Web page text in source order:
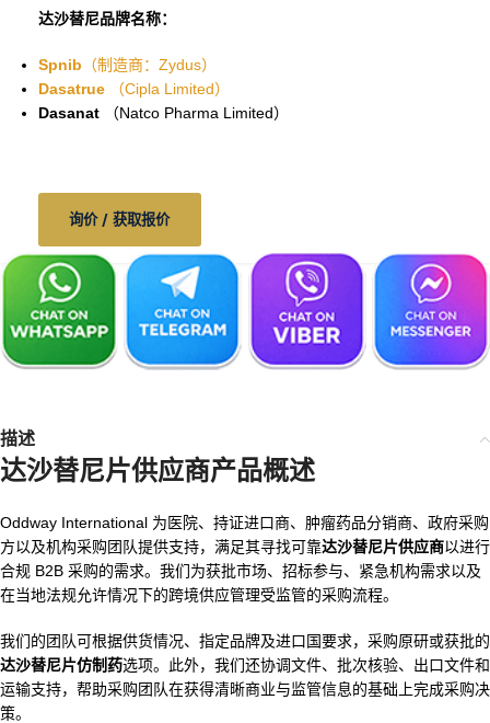
达沙替尼品牌名称：
Spnib （制造商：Zydus）
Dasatrue
（Cipla Limited）
Dasanat
（Natco Pharma Limited）
询价 / 获取报价
描述
达沙替尼片供应商产品概述
Oddway International 为医院、持证进口商、肿瘤药品分销商、政府采购
方以及机构采购团队提供支持，满足其寻找可靠达沙替尼片供应商以进行
合规 B2B 采购的需求。我们为获批市场、招标参与、紧急机构需求以及
在当地法规允许情况下的跨境供应管理受监管的采购流程。
我们的团队可根据供货情况、指定品牌及进口国要求，采购原研或获批的
达沙替尼片仿制药选项。此外，我们还协调文件、批次核验、出口文件和
运输支持，帮助采购团队在获得清晰商业与监管信息的基础上完成采购决
策。